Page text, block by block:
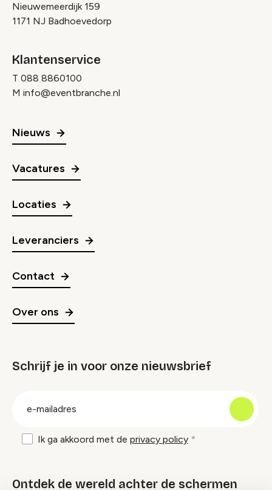
Nieuwemeerdijk 159
1171 NJ Badhoevedorp
Klantenservice
T 088 8860100
M info@eventbranche.nl
Nieuws
Vacatures
Locaties
Leveranciers
Contact
Over ons
Schrijf je in voor onze nieuwsbrief
Ik ga akkoord met de privacy policy
Ontdek de wereld achter de schermen